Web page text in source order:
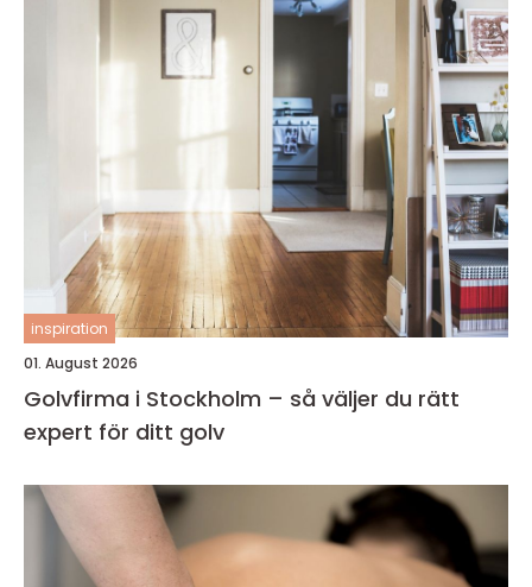
inspiration
01. August 2026
Golvfirma i Stockholm – så väljer du rätt
expert för ditt golv